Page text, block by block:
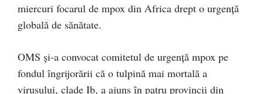
miercuri focarul de mpox din Africa drept o urgență
globală de sănătate.
OMS și-a convocat comitetul de urgență mpox pe
fondul îngrijorării că o tulpină mai mortală a
virusului, clade Ib, a ajuns în patru provincii din